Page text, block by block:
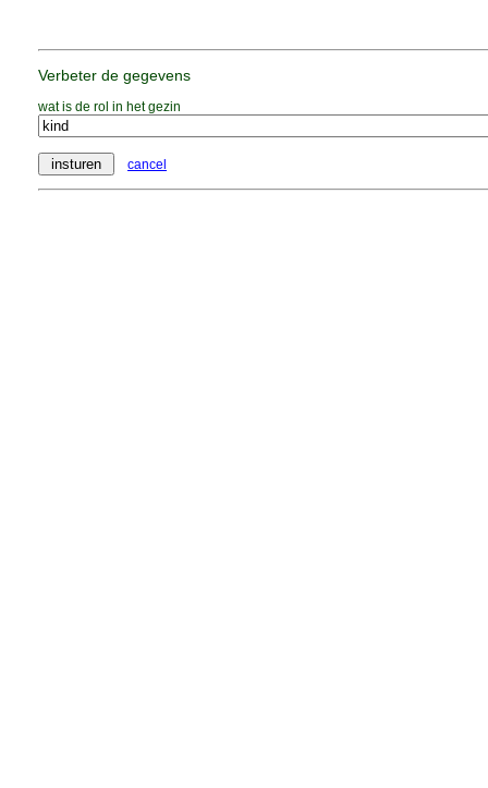
Verbeter de gegevens
wat is de rol in het gezin
cancel